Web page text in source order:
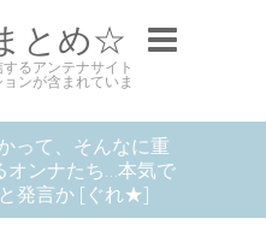
とめ☆
るアンテナサイト
ンが含まれていま
って、そんなに重
オンナたち…本気で
発言か [ぐれ★]